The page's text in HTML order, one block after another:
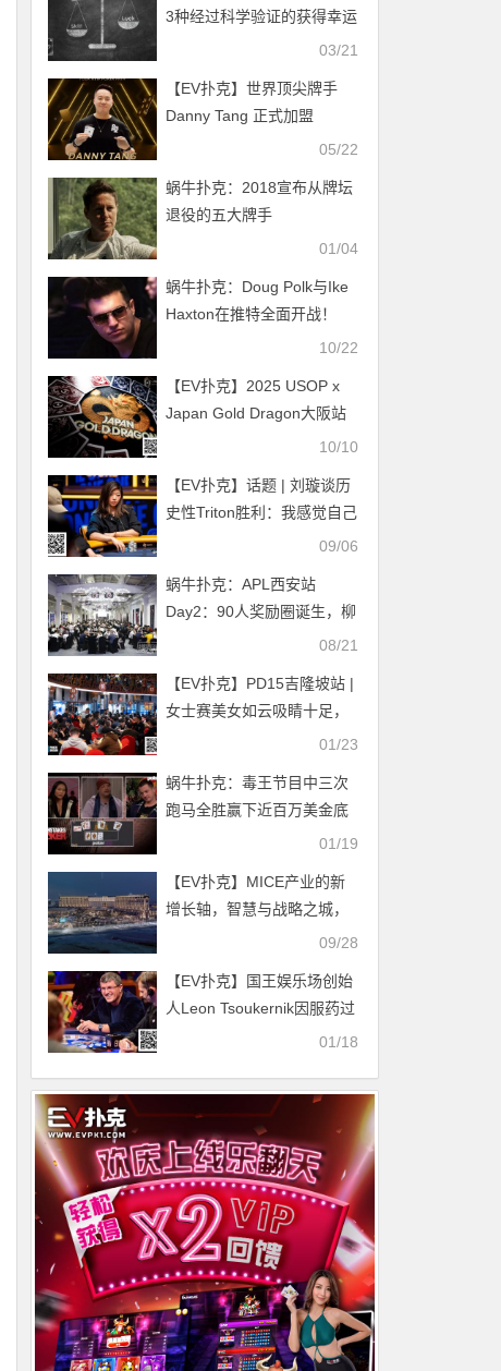
3种经过科学验证的获得幸运
03/21
【EV扑克】世界顶尖牌手
Danny Tang 正式加盟
QQPK，共启新的扑克之路
05/22
蜗牛扑克：2018宣布从牌坛
退役的五大牌手
01/04
蜗牛扑克：Doug Polk与Ike
Haxton在推特全面开战！
10/22
【EV扑克】2025 USOP x
Japan Gold Dragon大阪站
圆满落幕！荣耀东瀛，多名
河内见！
10/10
【EV扑克】话题 | 刘璇谈历
史性Triton胜利：我感觉自己
09/06
蜗牛扑克：APL西安站
Day2：90人奖励圈诞生，柳
08/21
【EV扑克】PD15吉隆坡站 |
女士赛美女如云吸睛十足，
众星云集超级豪客赛，含金
01/23
蜗牛扑克：毒王节目中三次
跑马全胜赢下近百万美金底
01/19
【EV扑克】MICE产业的新
增长轴，智慧与战略之城，
仁川——由“Super Cup”创造
09/28
【EV扑克】国王娱乐场创始
人Leon Tsoukernik因服药过
量正在就医，目前情况危急
01/18